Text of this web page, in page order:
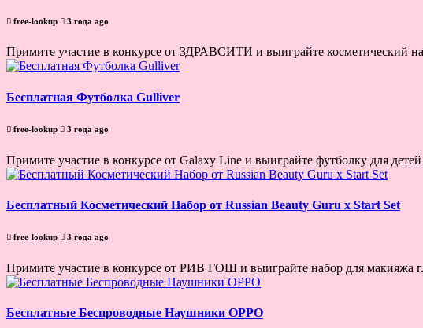
free-lookup 3 года ago
Примите участие в конкурсе от ЗДРАВСИТИ и выиграйте косметический
Бесплатная Футболка Gulliver
free-lookup 3 года ago
Примите участие в конкурсе от Galaxy Line и выиграйте футболку для
Бесплатный Косметический Набор от Russian Beauty Guru х Start Set
free-lookup 3 года ago
Примите участие в конкурсе от РИВ ГОШ и выиграйте набор для макияжа
Бесплатные Беспроводные Наушники OPPO